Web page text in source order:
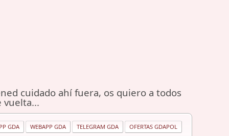
cuidado ahí fuera, os quiero a todos
vuelta...
GDA WEBAPP GDA TELEGRAM GDA OFERTAS GDAPOL